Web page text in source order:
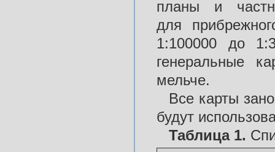
планы и
для
1:100000 до
генеральные
мельче.
Все карты
будут
Таблица 1.